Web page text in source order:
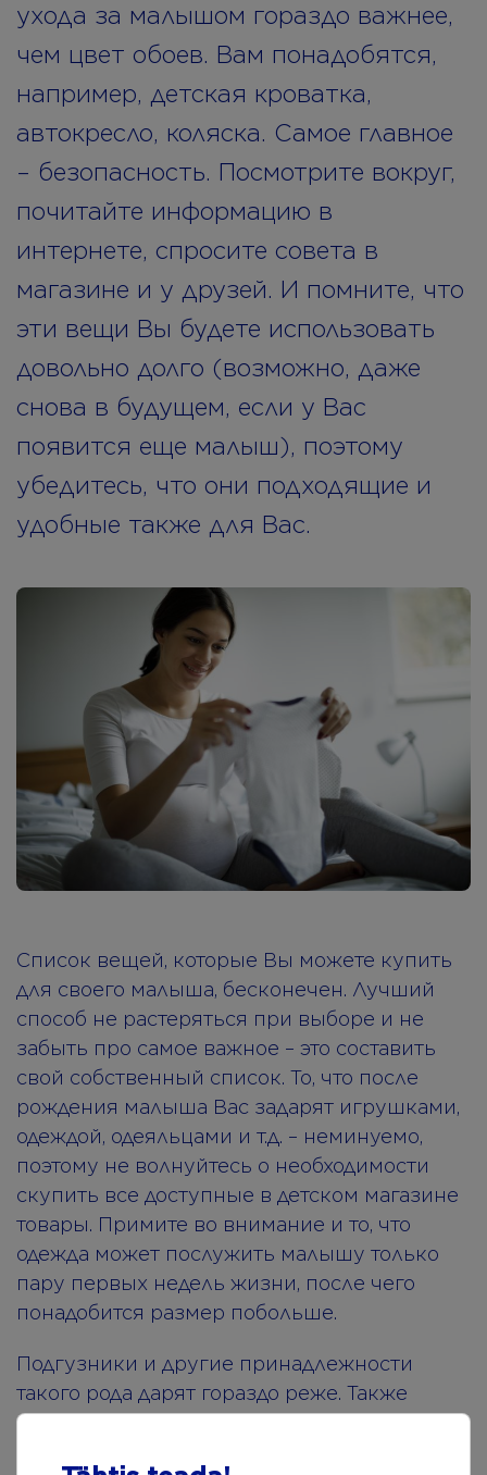
ухода за малышом гораздо важнее,
чем цвет обоев. Вам понадобятся,
например, детская кроватка,
автокресло, коляска. Самое главное
– безопасность. Посмотрите вокруг,
почитайте информацию в
интернете, спросите совета в
магазине и у друзей. И помните, что
эти вещи Вы будете использовать
довольно долго (возможно, даже
снова в будущем, если у Вас
появится еще малыш), поэтому
убедитесь, что они подходящие и
удобные также для Вас.
Список вещей, которые Вы можете купить
для своего малыша, бесконечен. Лучший
способ не растеряться при выборе и не
забыть про самое важное – это составить
свой собственный список. То, что после
рождения малыша Вас задарят игрушками,
одеждой, одеяльцами и т.д. – неминуемо,
поэтому не волнуйтесь о необходимости
скупить все доступные в детском магазине
товары. Примите во внимание и то, что
одежда может послужить малышу только
пару первых недель жизни, после чего
понадобится размер побольше.
Подгузники и другие принадлежности
такого рода дарят гораздо реже. Также
обычно не дарят вещи, необходимые для